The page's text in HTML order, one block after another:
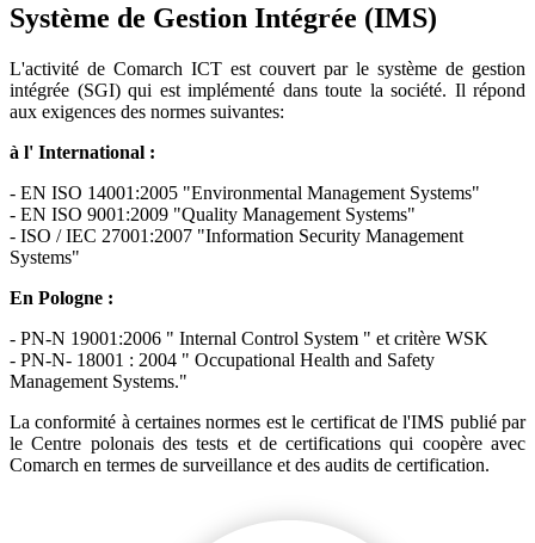
Système de Gestion Intégrée (IMS)
L'activité de Comarch ICT est couvert par le système de gestion
intégrée (SGI) qui est implémenté dans toute la société. Il répond
aux exigences des normes suivantes:
à l' International :
- EN ISO 14001:2005 "Environmental Management Systems"
- EN ISO 9001:2009 "Quality Management Systems"
- ISO / IEC 27001:2007 "Information Security Management
Systems"
En Pologne :
- PN-N 19001:2006 " Internal Control System " et critère WSK
- PN-N- 18001 : 2004 " Occupational Health and Safety
Management Systems."
La conformité à certaines normes est le certificat de l'IMS publié par
le Centre polonais des tests et de certifications qui coopère avec
Comarch en termes de surveillance et des audits de certification.